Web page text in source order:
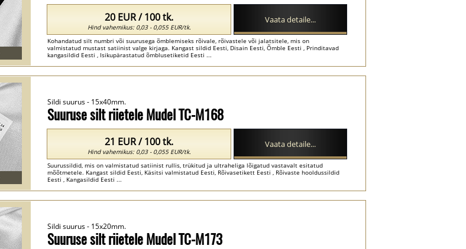
Kohandatud silt numbri või suurusega õmblemiseks rõivale, rõivastele või jalatsitele, mis on
valmistatud mustast satiinist valge kirjaga. Kangast sildid Eesti, Disain Eesti, Õmble Eesti , Prinditavad
kangasildid Eesti , Isikupärastatud õmblusetiketid Eesti ...
20 EUR / 100 tk.
Hind vahemikus: 0,03 - 0,055 EUR/tk.
Vaata detaile...
Suuruse silt riietele Mudel TC-M168
Sildi suurus - 15x40mm.
Suurussildid, mis on valmistatud satiinist rullis, trükitud ja ultraheliga lõigatud vastavalt esitatud
mõõtmetele. Kangast sildid Eesti, Käsitsi valmistatud Eesti, Rõivasetikett Eesti , Rõivaste hooldussildid
Eesti , Kangasildid Eesti ...
21 EUR / 100 tk.
Hind vahemikus: 0,03 - 0,055 EUR/tk.
Vaata detaile...
Suuruse silt riietele Mudel TC-M173
Sildi suurus - 15x20mm.